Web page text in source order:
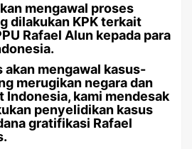
mengawal proses
dilakukan KPK terkait
Rafael Alun kepada para
akan mengawal kasus-
merugikan negara dan
Indonesia, kami mendesak
penyelidikan kasus
gratifikasi Rafael